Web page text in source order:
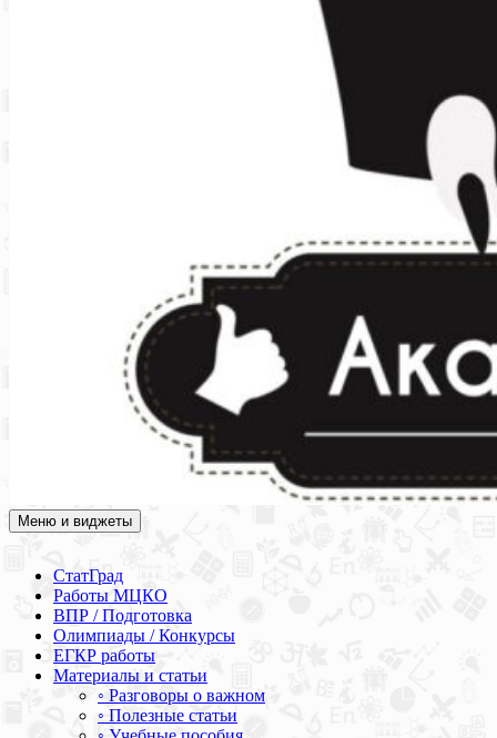
Академия СОВА
Подготовка к ЕГЭ, ОГЭ, ВПР, МЦКО, СтатГрад, КДР, ВОШ,
Меню и виджеты
СтатГрад
Работы МЦКО
ВПР / Подготовка
Олимпиады / Конкурсы
ЕГКР работы
Материалы и статьи
◦ Разговоры о важном
◦ Полезные статьи